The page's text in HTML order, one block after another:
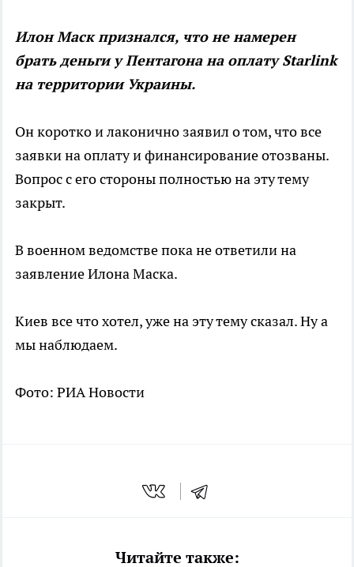
Илон Маск признался, что не намерен
брать деньги у Пентагона на оплату Starlink
на территории Украины.
Он коротко и лаконично заявил о том, что все
заявки на оплату и финансирование отозваны.
Вопрос с его стороны полностью на эту тему
закрыт.
В военном ведомстве пока не ответили на
заявление Илона Маска.
Киев все что хотел, уже на эту тему сказал. Ну а
мы наблюдаем.
Фото: РИА Новости
Читайте также: